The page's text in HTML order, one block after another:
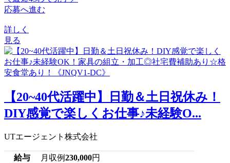
応募へ進む
詳しく
見る
【20~40代活躍中】日勤＆土日祝休み！
DIY感覚で楽しくお仕事♪未経験O...
UTエージェント株式会社
給与 月収例230,000円